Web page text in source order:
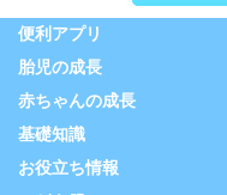
便利アプリ
胎児の成長
赤ちゃんの成長
基礎知識
お役立ち情報